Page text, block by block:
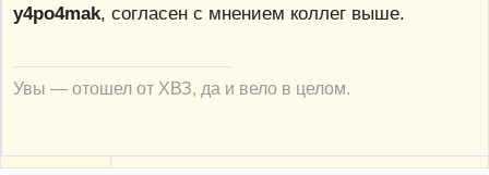
y4po4mak, согласен с мнением коллег выше.
Увы — отошел от ХВЗ, да и вело в целом.